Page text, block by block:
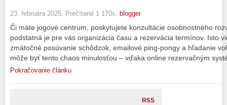
23. februára 2025, Prečítané 1 170x, blogger
Či máte jogové centrum, poskytujete konzultácie osobnostného
podstatná je pre vás organizácia času a rezervácia termínov. Isto
zmätočné posúvanie schôdzok, emailové ping-pongy a hľadanie
môže byť tento chaos minulosťou – vďaka online rezervačným
Pokračovanie článku
RSS